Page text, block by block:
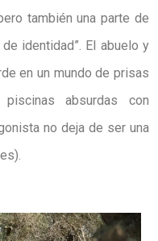
también una parte de
identidad”. El abuelo y
en un mundo de prisas
absurdas con
no deja de ser una